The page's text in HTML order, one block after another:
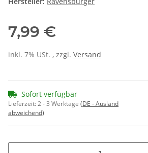
7,99 €
inkl. 7% USt. , zzgl. Versand
Sofort verfügbar
Lieferzeit:2 - 3 Werktage (DE - Ausland
abweichend)